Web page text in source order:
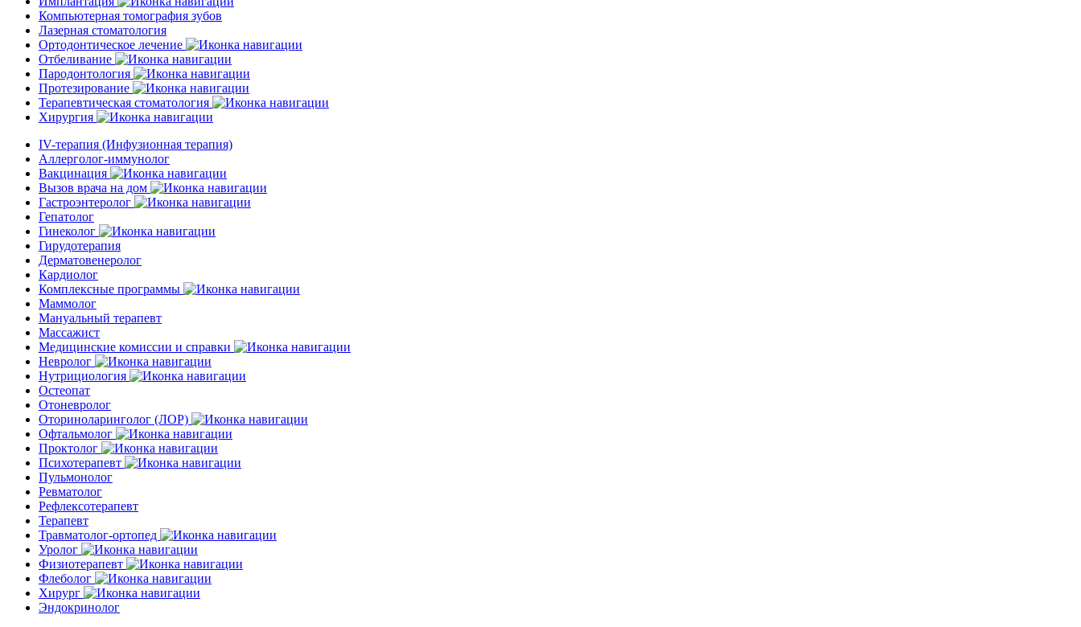
Компьютерная томография зубов
Лазерная стоматология
Ортодонтическое лечение
Отбеливание
Пародонтология
Протезирование
Терапевтическая стоматология
Хирургия
IV-терапия (Инфузионная терапия)
Аллерголог-иммунолог
Вакцинация
Вызов врача на дом
Гастроэнтеролог
Гепатолог
Гинеколог
Гирудотерапия
Дерматовенеролог
Кардиолог
Комплексные программы
Маммолог
Мануальный терапевт
Массажист
Медицинские комиссии и справки
Невролог
Нутрициология
Остеопат
Отоневролог
Оториноларинголог (ЛОР)
Офтальмолог
Проктолог
Психотерапевт
Пульмонолог
Ревматолог
Рефлексотерапевт
Терапевт
Травматолог-ортопед
Уролог
Физиотерапевт
Флеболог
Хирург
Эндокринолог